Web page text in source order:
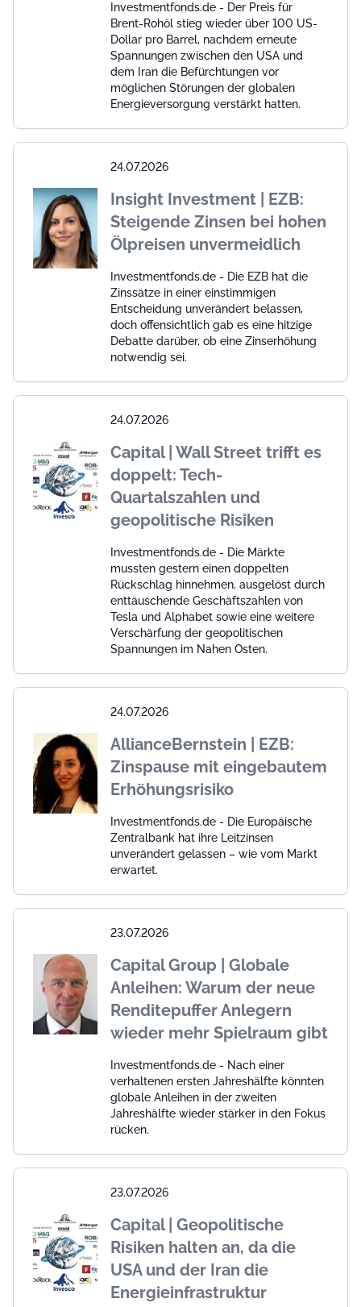
Investmentfonds.de - Der Preis für
Brent-Rohöl stieg wieder über 100 US-
Dollar pro Barrel, nachdem erneute
Spannungen zwischen den USA und
dem Iran die Befürchtungen vor
möglichen Störungen der globalen
Energieversorgung verstärkt hatten.
24.07.2026
Insight Investment | EZB:
Steigende Zinsen bei hohen
Ölpreisen unvermeidlich
Investmentfonds.de - Die EZB hat die
Zinssätze in einer einstimmigen
Entscheidung unverändert belassen,
doch offensichtlich gab es eine hitzige
Debatte darüber, ob eine Zinserhöhung
notwendig sei.
24.07.2026
Capital | Wall Street trifft es
doppelt: Tech-
Quartalszahlen und
geopolitische Risiken
Investmentfonds.de - Die Märkte
mussten gestern einen doppelten
Rückschlag hinnehmen, ausgelöst durch
enttäuschende Geschäftszahlen von
Tesla und Alphabet sowie eine weitere
Verschärfung der geopolitischen
Spannungen im Nahen Osten.
24.07.2026
AllianceBernstein | EZB:
Zinspause mit eingebautem
Erhöhungsrisiko
Investmentfonds.de - Die Europäische
Zentralbank hat ihre Leitzinsen
unverändert gelassen – wie vom Markt
erwartet.
23.07.2026
Capital Group | Globale
Anleihen: Warum der neue
Renditepuffer Anlegern
wieder mehr Spielraum gibt
Investmentfonds.de - Nach einer
verhaltenen ersten Jahreshälfte könnten
globale Anleihen in der zweiten
Jahreshälfte wieder stärker in den Fokus
rücken.
23.07.2026
Capital | Geopolitische
Risiken halten an, da die
USA und der Iran die
Energieinfrastruktur